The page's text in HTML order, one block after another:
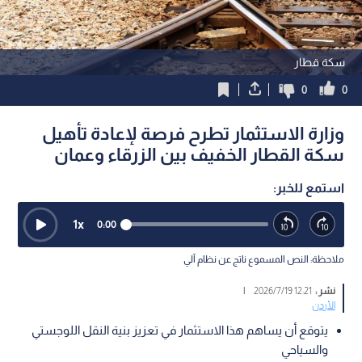
سكة قطار
0
0
وزارة الاستثمار تطرح فرصة لإعادة تأهيل
سكة القطار الخفيف بين الزرقاء وعمان
استمع للخبر:
0:00
1x
ملاحظة: النص المسموع ناتج عن نظام آلي
نشر : 12:21 2026/7/19
|
الأردن
يتوقع أن يساهم هذا الاستثمار في تعزيز بنية النقل اللوجستي
والسياحي